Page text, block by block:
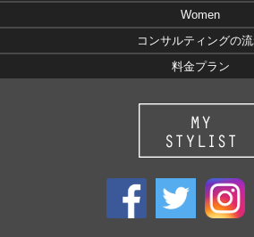
Women
コンサルティングの
料金プラン